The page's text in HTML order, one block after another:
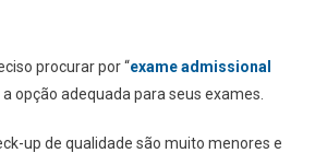
procurar por “exame admissional
opção adequada para seus exames.
up de qualidade são muito menores e